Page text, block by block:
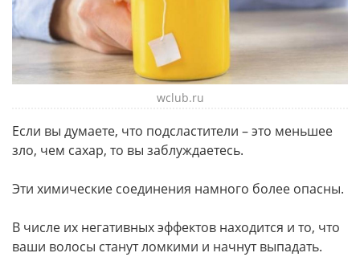
wclub.ru
Если вы думаете, что подсластители – это меньшее
зло, чем сахар, то вы заблуждаетесь.
Эти химические соединения намного более опасны.
В числе их негативных эффектов находится и то, что
ваши волосы станут ломкими и начнут выпадать.